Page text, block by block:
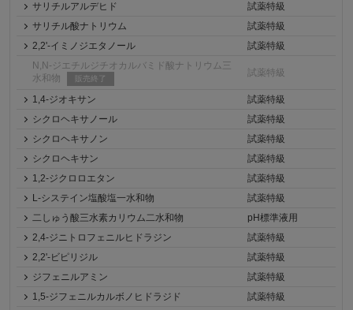
サリチルアルデヒド
試薬特級
サリチル酸ナトリウム
試薬特級
2,2'-イミノジエタノール
試薬特級
N,N-ジエチルジチオカルバミド酸ナトリウム三
水和物
販売終了
試薬特級
1,4-ジオキサン
試薬特級
シクロヘキサノール
試薬特級
シクロヘキサノン
試薬特級
シクロヘキサン
試薬特級
1,2-ジクロロエタン
試薬特級
L-システイン塩酸塩一水和物
試薬特級
二しゅう酸三水素カリウム二水和物
pH標準液用
2,4-ジニトロフェニルヒドラジン
試薬特級
2,2'-ビピリジル
試薬特級
ジフェニルアミン
試薬特級
1,5-ジフェニルカルボノヒドラジド
試薬特級